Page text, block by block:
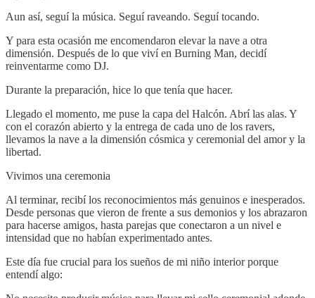
Aun así, seguí la música. Seguí raveando. Seguí tocando.
Y para esta ocasión me encomendaron elevar la nave a otra
dimensión. Después de lo que viví en Burning Man, decidí
reinventarme como DJ.
Durante la preparación, hice lo que tenía que hacer.
Llegado el momento, me puse la capa del Halcón. Abrí las alas. Y
con el corazón abierto y la entrega de cada uno de los ravers,
llevamos la nave a la dimensión cósmica y ceremonial del amor y la
libertad.
Vivimos una ceremonia
Al terminar, recibí los reconocimientos más genuinos e inesperados.
Desde personas que vieron de frente a sus demonios y los abrazaron
para hacerse amigos, hasta parejas que conectaron a un nivel e
intensidad que no habían experimentado antes.
Este día fue crucial para los sueños de mi niño interior porque
entendí algo: